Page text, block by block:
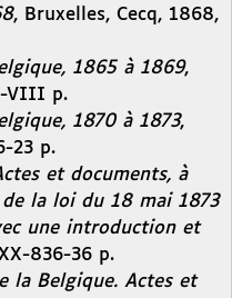
, Bruxelles, Cecq, 1868,
1865 à 1869,
VIII p.
1870 à 1873,
23 p.
et documents, à
la loi du 18 mai 1873
une introduction et
836-36 p.
la Belgique. Actes et